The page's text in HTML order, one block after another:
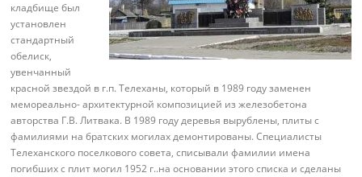
кладбище был
установлен
стандартный
обелиск,
увенчанный
красной звездой в г.п. Телеханы, который в 1989 году заменен
мемореально- архитектурной композицией из железобетона
авторства Г.В. Литвака. В 1989 году деревья вырублены, плиты с
фамилиями на братских могилах демонтированы. Специалисты
Телеханского поселкового совета, списывали фамилии имена
погибших с плит могил 1952 г..на основании этого списка и сделаны